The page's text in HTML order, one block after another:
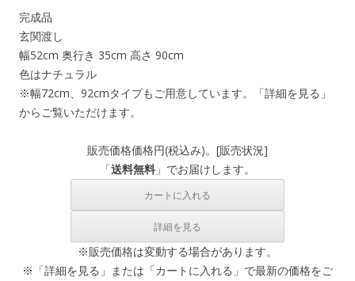
完成品
玄関渡し
幅52cm 奥行き 35cm 高さ 90cm
色はナチュラル
※幅72cm、92cmタイプもご用意しています。「詳細を見る」
からご覧いただけます。
販売価格価格円(税込み)。[販売状況]
「送料無料 」でお届けします。
※販売価格は変動する場合があります。
※「詳細を見る」または「カートに入れる」で最新の価格をご